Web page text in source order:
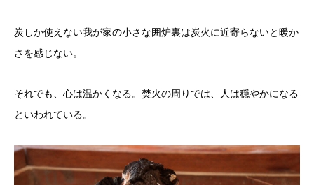
炭しか使えない我が家の小さな囲炉裏は炭火に近寄らないと暖か
さを感じない。
それでも、心は温かくなる。焚火の周りでは、人は穏やかになる
といわれている。